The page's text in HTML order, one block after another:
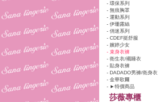
- 環保系列
- 無痕胸罩
- 運動系列
- 伊珊露絲
- 俏迷系列
- CDEF挺舒服
- 嬪婷少女
- 束身衣褲
- 衛生衣/襯睡衣
- 貼身衣褲
- DADADO男褲/衛身衣
- 金華歌爾
- ►特價商品
莎薇專櫃